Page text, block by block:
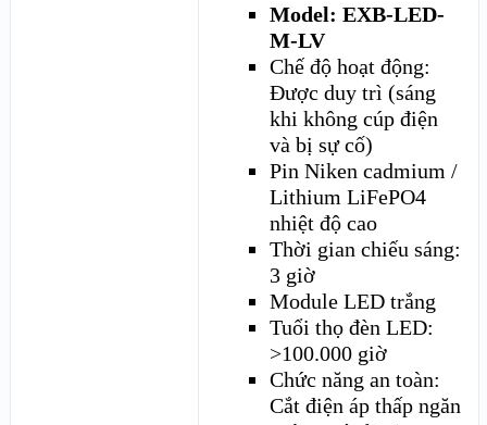
Model: EXB-LED-
M-LV
Chế độ hoạt động:
Được duy trì (sáng
khi không cúp điện
và bị sự cố)
Pin Niken cadmium /
Lithium LiFePO4
nhiệt độ cao
Thời gian chiếu sáng:
3 giờ
Module LED trắng
Tuổi thọ đèn LED:
>100.000 giờ
Chức năng an toàn:
Cắt điện áp thấp ngăn